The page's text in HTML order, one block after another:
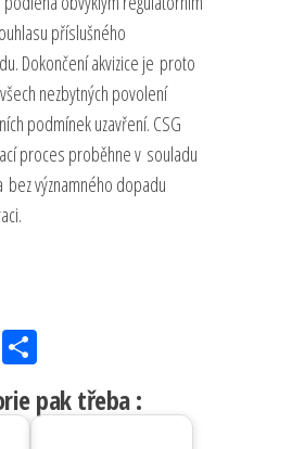
příslušného
Dokončení akvizice je proto
nezbytných povolení
podmínek uzavření. CSG
proces proběhne v souladu
významného dopadu
ail
Sh
e
pak třeba :